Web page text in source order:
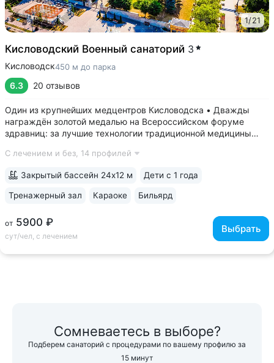
1/21
Кисловодский Военный санаторий 3
Кисловодск450 м до парка
6.3 20 отзывов
Один из крупнейших медцентров Кисловодска • Дважды
награждён золотой медалью на Всероссийском форуме
здравниц: за лучшие технологии традиционной медицины
корпуса в духе «сталинского ампира»: бережно
С лечением и без, 14 профилей
от 5900 ₽
сут/чел, с лечением
Выбрать
Закрытый бассейн 24х12 м Дети с 1 года
Тренажерный зал Караоке Бильярд
Сомневаетесь в выборе?
Подберем санаторий с процедурами по вашему профилю за
15 минут